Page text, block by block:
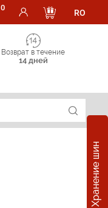
0
RO
Возврат в течение
14 дней
Хранение шин